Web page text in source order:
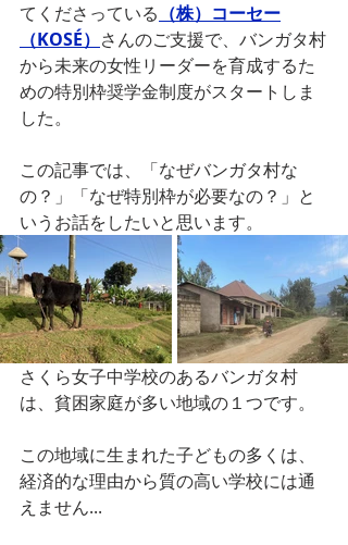
てくださっている （株）コーセー
（KOSÉ） さんのご支援で、バンガタ村
から未来の女性リーダーを育成するた
めの特別枠奨学金制度がスタートしま
した。
この記事では、「なぜバンガタ村な
の？」「なぜ特別枠が必要なの？」と
いうお話をしたいと思います。
さくら女子中学校のあるバンガタ村
は、貧困家庭が多い地域の１つです。
この地域に生まれた子どもの多くは、
経済的な理由から質の高い学校には通
えません...